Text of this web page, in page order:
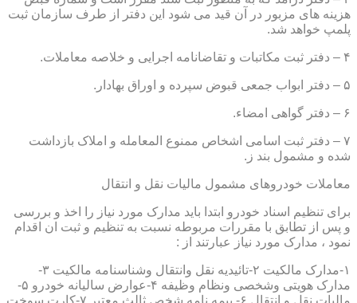
هزینه های مزبور در آن قید می شود این دفتر از طرف سازمان ثبت
پلمپ خواهد شد.
۴ – دفتر ثبت مکاتبات و تقاضانامه اجرایی و خلاصه معاملات.
۵ – دفتر ابواب جمعی قبوض سپرده و اوراق بهادار.
۶ – دفتر گواهی امضاء.
۷ – دفتر ثبت اسامی اشخاص ممنوع المعامله و املاک بازداشت
شده و مشمول بند ز.
معاملات خودروهای مشمول مالیات نقل و انتقال
برای تنظیم اسناد خودرو ابتدا باید مدارک مورد نیاز را اخذ و بررسی
و پس از تطابق با مقررات مربوطه نسبت به تنظیم و ثبت ان اقدام
نمود ، مدارک مورد نیاز عبارتند از :
۱-مدارک مالکیت ۲-تائیدیه نقل وانتقال وشناسنامه مالکیت ۳-
مدارک هویتی وشخصی ونظام وظیفه ۴-عوارض سالیانه خودرو ۵-